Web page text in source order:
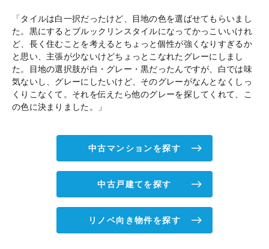
「タイルは白一択だったけど、目地の色を選ばせてもらいまし
た。黒にするとブルックリンスタイルになってかっこいいけれ
ど、長く住むことを考えるとちょっと個性が強くなりすぎるか
と思い、主張が少ないけどちょっとこなれたグレーにしまし
た。目地の選択肢が白・グレー・黒だったんですが、白では味
気ないし、グレーにしたいけど、そのグレーがなんとなくしっ
くりこなくて。それを伝えたら他のグレーを探してくれて、こ
の色に決まりました。」
中古マンションを探す
中古戸建てを探す
リノベ向き物件を探す